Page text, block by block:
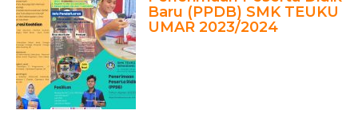
Baru (PPDB) SMK TEUKU
UMAR 2023/2024